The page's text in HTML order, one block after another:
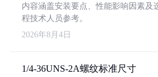
内容涵盖安装要点、性能影响因素及
程技术人员参考。
2026年8月4日
1/4-36UNS-2A螺纹标准尺寸